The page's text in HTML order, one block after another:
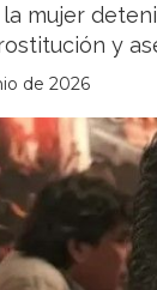
la mujer
y
de 2026